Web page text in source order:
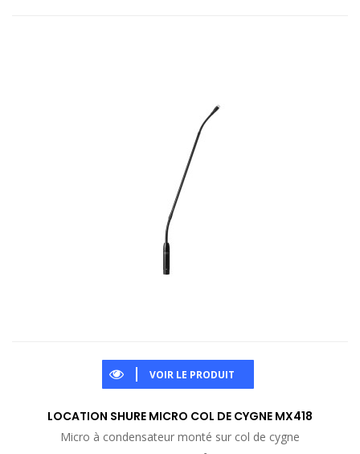
VOIR LE PRODUIT
LOCATION SHURE MICRO COL DE CYGNE MX418
Micro à condensateur monté sur col de cygne